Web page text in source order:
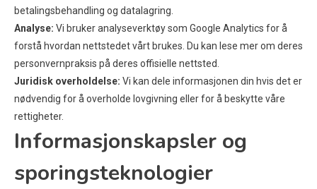
betalingsbehandling og datalagring.
Analyse: Vi bruker analyseverktøy som Google Analytics for å
forstå hvordan nettstedet vårt brukes. Du kan lese mer om deres
personvernpraksis på deres offisielle nettsted.
Juridisk overholdelse: Vi kan dele informasjonen din hvis det er
nødvendig for å overholde lovgivning eller for å beskytte våre
rettigheter.
Informasjonskapsler og
sporingsteknologier